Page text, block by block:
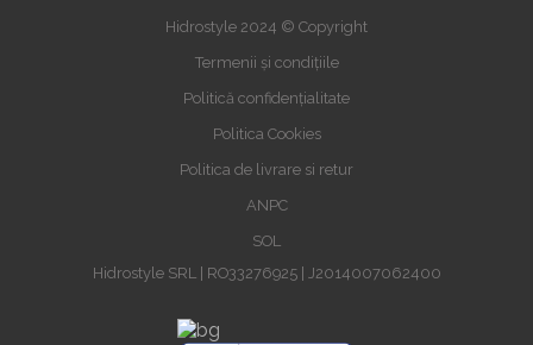
Hidrostyle 2024 © Copyright
Termenii și condițiile
Politică confidențialitate
Politica Cookies
Politica de livrare si retur
ANPC
SOL
Hidrostyle SRL | RO33276925 | J2014007062400